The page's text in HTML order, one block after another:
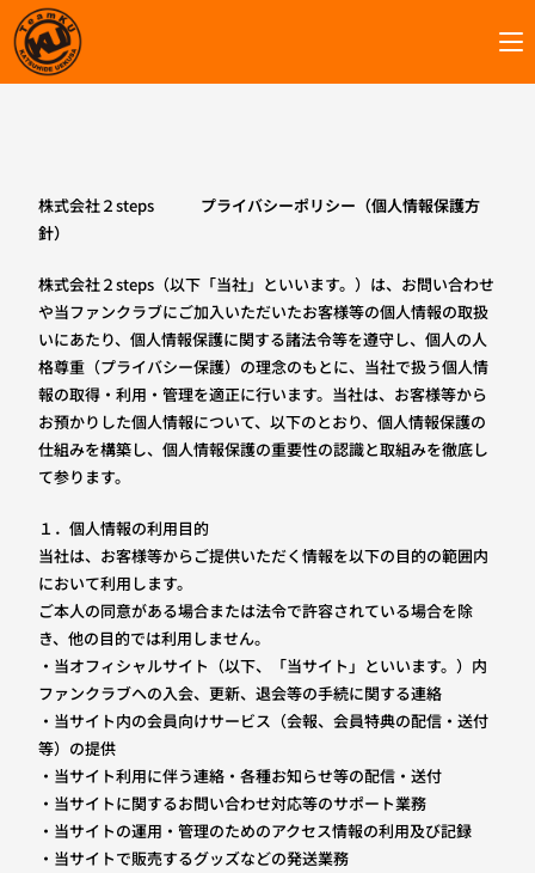
株式会社２steps プライバシーポリシー（個人情報保護方
針）
株式会社２steps（以下「当社」といいます。）は、お問い合わせ
や当ファンクラブにご加入いただいたお客様等の個人情報の取扱
いにあたり、個人情報保護に関する諸法令等を遵守し、個人の人
格尊重（プライバシー保護）の理念のもとに、当社で扱う個人情
報の取得・利用・管理を適正に行います。当社は、お客様等から
お預かりした個人情報について、以下のとおり、個人情報保護の
仕組みを構築し、個人情報保護の重要性の認識と取組みを徹底し
て参ります。
１．個人情報の利用目的
当社は、お客様等からご提供いただく情報を以下の目的の範囲内
において利用します。
ご本人の同意がある場合または法令で許容されている場合を除
き、他の目的では利用しません。
・当オフィシャルサイト（以下、「当サイト」といいます。）内
ファンクラブへの入会、更新、退会等の手続に関する連絡
・当サイト内の会員向けサービス（会報、会員特典の配信・送付
等）の提供
・当サイト利用に伴う連絡・各種お知らせ等の配信・送付
・当サイトに関するお問い合わせ対応等のサポート業務
・当サイトの運用・管理のためのアクセス情報の利用及び記録
・当サイトで販売するグッズなどの発送業務